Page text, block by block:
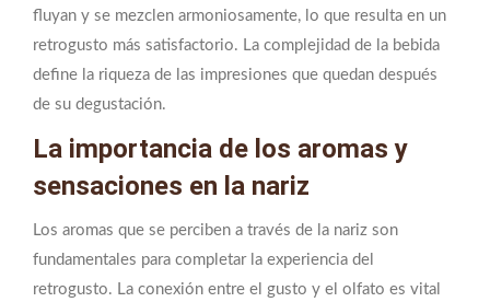
fluyan y se mezclen armoniosamente, lo que resulta en un
retrogusto más satisfactorio. La complejidad de la bebida
define la riqueza de las impresiones que quedan después
de su degustación.
La importancia de los aromas y
sensaciones en la nariz
Los aromas que se perciben a través de la nariz son
fundamentales para completar la experiencia del
retrogusto. La conexión entre el gusto y el olfato es vital